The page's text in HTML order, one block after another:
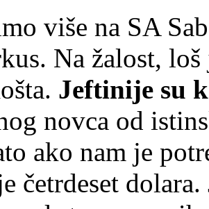
više na SA
Na žalost,
Jeftinije su
novca od
ako nam je
četrdeset